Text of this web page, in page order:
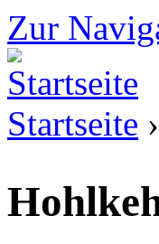
Zur
Startseite ›